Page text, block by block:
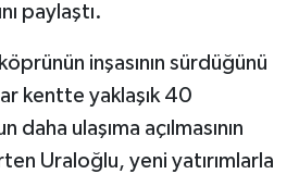
paylaştı.
inşasının sürdüğünü
kentte yaklaşık 40
ulaşıma açılmasının
Uraloğlu, yeni yatırımlarla